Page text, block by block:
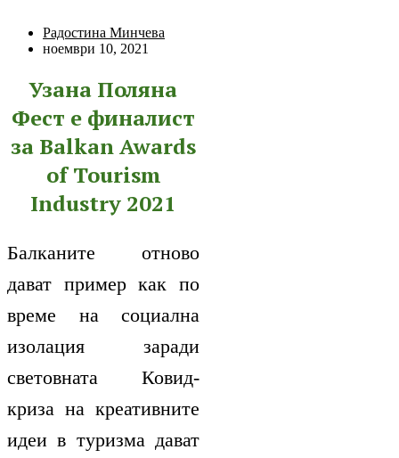
Радостина Минчева
ноември 10, 2021
Узана Поляна
Фест е финалист
за Balkan Awards
of Tourism
Industry 2021
Балканите отново
дават пример как по
време на социална
изолация заради
световната Ковид-
криза на креативните
идеи в туризма дават